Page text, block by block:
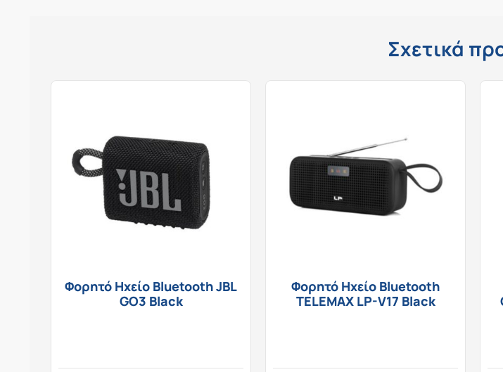
Σχετικά
Φορητό Ηχείο Bluetooth JBL
GO3 Black
Φορητό Ηχείο Bluetooth
TELEMAX LP-V17 Black